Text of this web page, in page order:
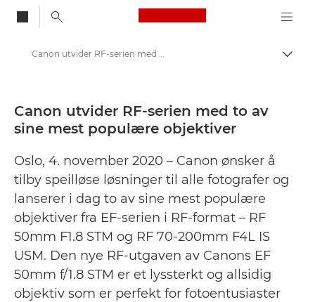
Canon Logo, back
Pressesenter
Pressemeldinger – Canons pressesenter
Canon utvider RF-serien med to av sine mest populære objektiver - Canons pressesenter
Canon utvider RF-serien med to av
sine mest populære objektiver
Oslo, 4. november 2020 – Canon ønsker å
tilby speilløse løsninger til alle fotografer og
lanserer i dag to av sine mest populære
objektiver fra EF-serien i RF-format – RF
50mm F1.8 STM og RF 70-200mm F4L IS
USM. Den nye RF-utgaven av Canons EF
50mm f/1.8 STM er et lyssterkt og allsidig
objektiv som er perfekt for fotoentusiaster